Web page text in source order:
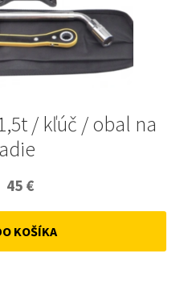
/ kľúč / obal na
Original
45 €
price
is:
KOŠÍKA